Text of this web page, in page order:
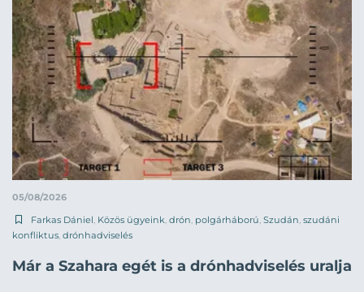
05/08/2026
Farkas Dániel Közös ügyeink drón polgárháború Szudán szudáni
konfliktus drónhadviselés
Már a Szahara egét is a drónhadviselés uralja